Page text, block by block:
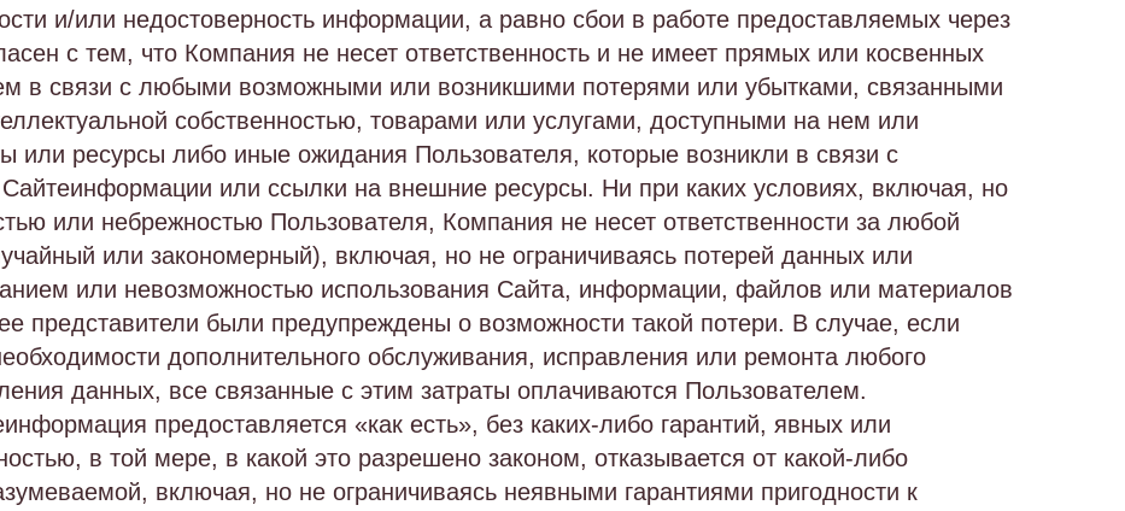
и/или недостоверность информации, а равно сбои в работе предоставляемых через
с тем, что Компания не несет ответственность и не имеет прямых или косвенных
в связи с любыми возможными или возникшими потерями или убытками, связанными
собственностью, товарами или услугами, доступными на нем или
или ресурсы либо иные ожидания Пользователя, которые возникли в связи с
или ссылки на внешние ресурсы. Ни при каких условиях, включая, но
или небрежностью Пользователя, Компания не несет ответственности за любой
или закономерный), включая, но не ограничиваясь потерей данных или
или невозможностью использования Сайта, информации, файлов или материалов
представители были предупреждены о возможности такой потери. В случае, если
дополнительного обслуживания, исправления или ремонта любого
данных, все связанные с этим затраты оплачиваются Пользователем.
предоставляется «как есть», без каких-либо гарантий, явных или
в той мере, в какой это разрешено законом, отказывается от какой-либо
включая, но не ограничиваясь неявными гарантиями пригодности к